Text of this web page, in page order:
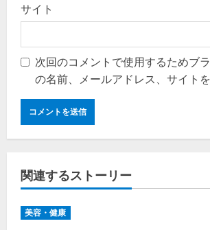
サイト
次回のコメントで使用するためブ
の名前、メールアドレス、サイトを
関連するストーリー
美容・健康